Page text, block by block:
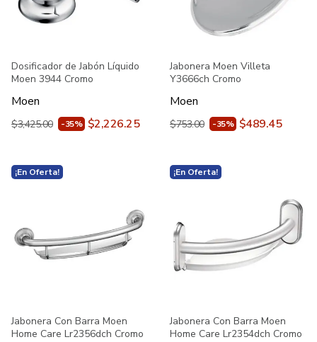
Dosificador de Jabón Líquido
Moen 3944 Cromo
Moen
$3,425.00 -35% $2,226.25
Jabonera Moen Villeta
Y3666ch Cromo
Moen
$753.00 -35% $489.45
¡En Oferta!
Jabonera Con Barra Moen
Home Care Lr2356dch Cromo
¡En Oferta!
Jabonera Con Barra Moen
Home Care Lr2354dch Cromo